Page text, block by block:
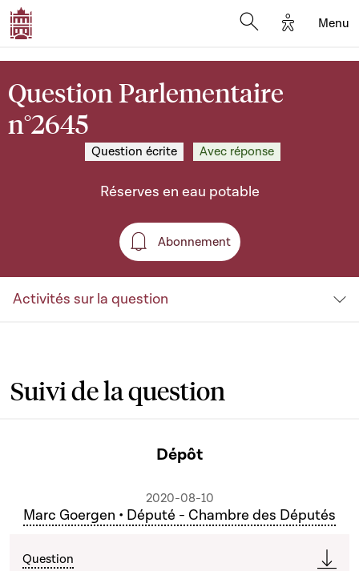
Options
Menu
Question Parlementaire
n°2645
Question écrite Avec réponse
Réserves en eau potable
Abonnement
Abonnement
Activités sur la question
Suivi de la question
Dépôt
2020-08-10
Marc Goergen • Député - Chambre des Députés
Question